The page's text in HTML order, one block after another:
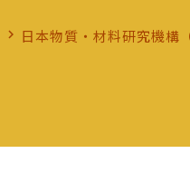
navigate_next 日本物質・材料研究機構